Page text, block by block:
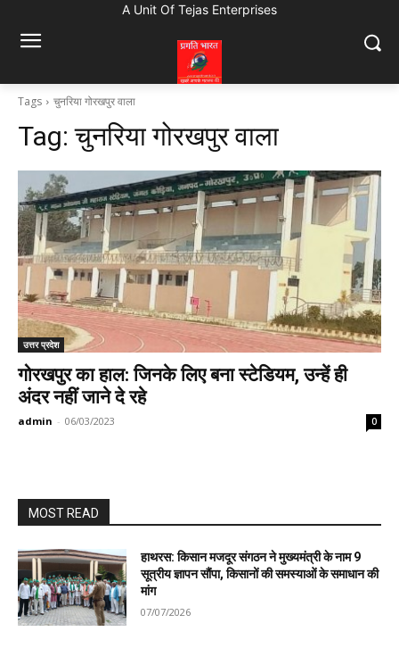
A Unit Of Tejas Enterprises
Tags चुनरिया गोरखपुर वाला
Tag:चुनरिया गोरखपुर वाला
उत्तर प्रदेश
गोरखपुर का हाल: जिनके लिए बना स्टेडियम, उन्हें ही
अंदर नहीं जाने दे रहे
admin - 06/03/2023 0
MOST READ
हाथरस: किसान मजदूर संगठन ने मुख्यमंत्री के नाम 9
सूत्रीय ज्ञापन सौंपा, किसानों की समस्याओं के समाधान की
मांग
07/07/2026